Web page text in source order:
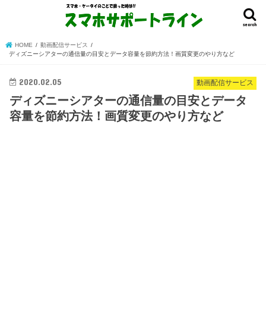
search
HOME
動画配信サービス
ディズニーシアターの通信量の目安とデータ容量を節約方法！画質変更のやり方など
動画配信サービス
2020.02.05
ディズニーシアターの通信量の目安とデータ
容量を節約方法！画質変更のやり方など